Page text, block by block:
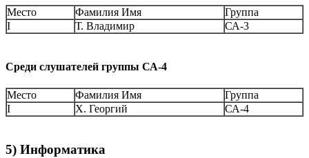
Место Фамилия Имя
Группа
I
Т. Владимир СА-3
Среди слушателей группы СА-4
Место Фамилия Имя
Группа
I
Х. Георгий СА-4
5) Информатика